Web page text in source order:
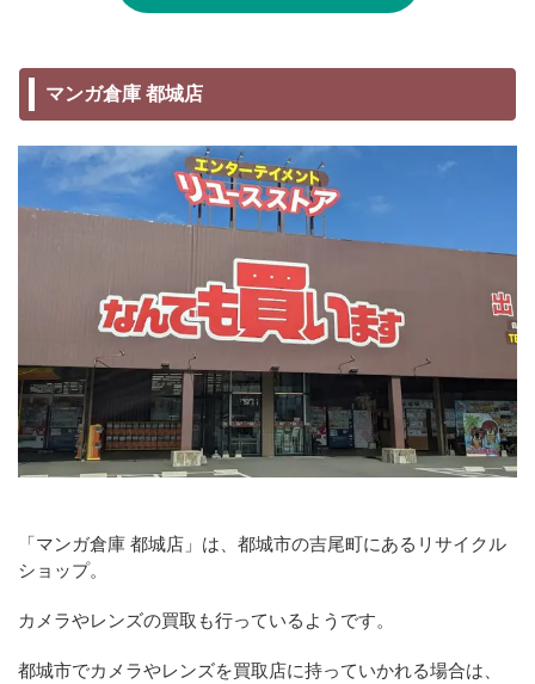
マンガ倉庫 都城店
「マンガ倉庫 都城店」は、都城市の吉尾町にあるリサイクル
ショップ。
カメラやレンズの買取も行っているようです。
都城市でカメラやレンズを買取店に持っていかれる場合は、